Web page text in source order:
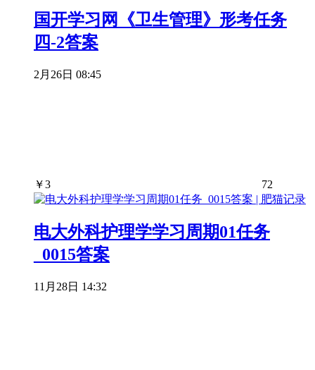
国开学习网《卫生管理》形考任务
四-2答案
2月26日 08:45
￥3 72
电大外科护理学学习周期01任务
_0015答案
11月28日 14:32